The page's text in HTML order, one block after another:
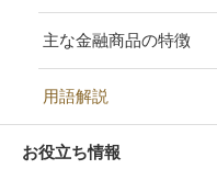
主な金融商品の特徴
用語解説
お役立ち情報